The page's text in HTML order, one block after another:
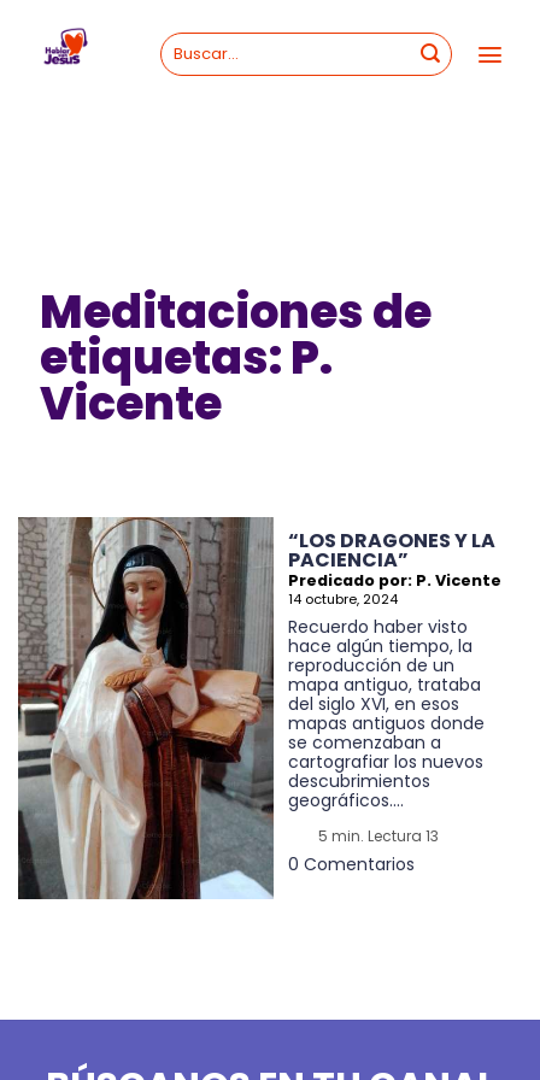
content
Meditaciones de
etiquetas: P.
Vicente
“LOS DRAGONES Y LA
PACIENCIA”
Predicado por: P. Vicente
14 octubre, 2024
Recuerdo haber visto
hace algún tiempo, la
reproducción de un
mapa antiguo, trataba
del siglo XVI, en esos
mapas antiguos donde
se comenzaban a
cartografiar los nuevos
descubrimientos
geográficos....
5 min. Lectura 13
0 Comentarios